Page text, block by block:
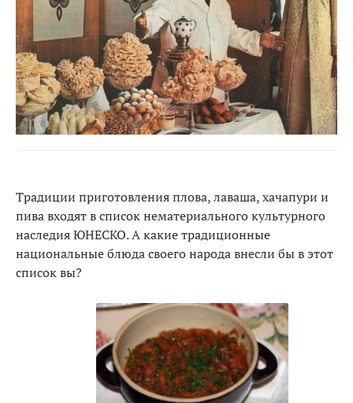
Традиции приготовления плова, лаваша, хачапури и
пива входят в список нематериального культурного
наследия ЮНЕСКО. А какие традиционные
национальные блюда своего народа внесли бы в этот
список вы?